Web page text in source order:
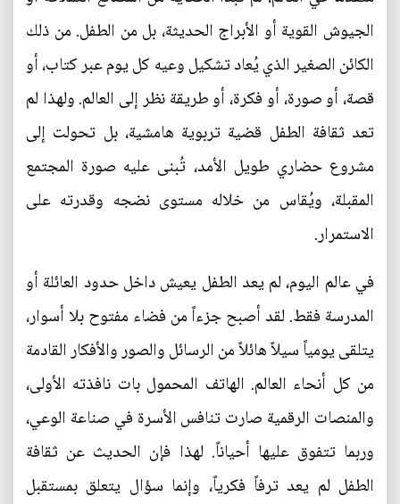
الجيوش القوية أو الأبراج الحديثة، بل من الطفل. من ذلك
الكائن الصغير الذي يُعاد تشكيل وعيه كل يوم عبر كتاب، أو
قصة، أو صورة، أو فكرة، أو طريقة نظر إلى العالم. ولهذا لم
تعد ثقافة الطفل قضية تربوية هامشية، بل تحولت إلى
مشروع حضاري طويل الأمد، تُبنى عليه صورة المجتمع
المقبلة، ويُقاس من خلاله مستوى نضجه وقدرته على
الاستمرار.
في عالم اليوم، لم يعد الطفل يعيش داخل حدود العائلة أو
المدرسة فقط. لقد أصبح جزءاً من فضاء مفتوح بلا أسوار،
يتلقى يومياً سيلاً هائلاً من الرسائل والصور والأفكار القادمة
من كل أنحاء العالم. الهاتف المحمول بات نافذته الأولى،
والمنصات الرقمية صارت تنافس الأسرة في صناعة الوعي،
وربما تتفوق عليها أحياناً. لهذا فإن الحديث عن ثقافة
الطفل لم يعد ترفاً فكرياً، وإنما سؤال يتعلق بمستقبل